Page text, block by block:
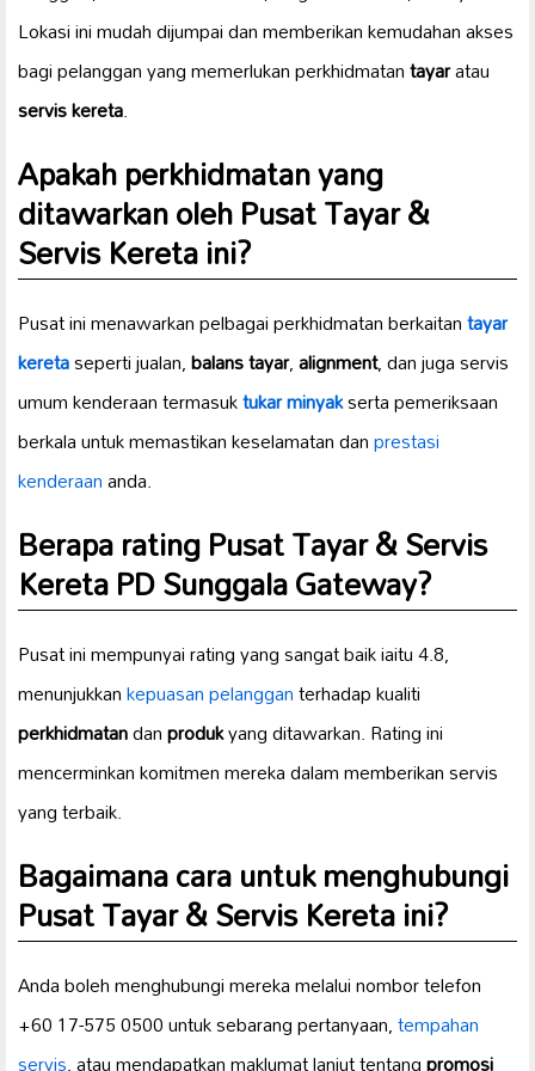
Lokasi ini mudah dijumpai dan memberikan kemudahan akses
bagi pelanggan yang memerlukan perkhidmatantayaratau
servis kereta.
Apakah perkhidmatan yang
ditawarkan oleh Pusat Tayar &
Servis Kereta ini?
Pusat ini menawarkan pelbagai perkhidmatan berkaitantayar
keretaseperti jualan,balans tayar,alignment, dan juga servis
umum kenderaan termasuktukar minyakserta pemeriksaan
berkala untuk memastikan keselamatan danprestasi
kenderaananda.
Berapa rating Pusat Tayar & Servis
Kereta PD Sunggala Gateway?
Pusat ini mempunyai rating yang sangat baik iaitu 4.8,
menunjukkankepuasan pelangganterhadap kualiti
perkhidmatandanprodukyang ditawarkan. Rating ini
mencerminkan komitmen mereka dalam memberikan servis
yang terbaik.
Bagaimana cara untuk menghubungi
Pusat Tayar & Servis Kereta ini?
Anda boleh menghubungi mereka melalui nombor telefon
+60 17-575 0500 untuk sebarang pertanyaan,tempahan
servis, atau mendapatkan maklumat lanjut tentangpromosi